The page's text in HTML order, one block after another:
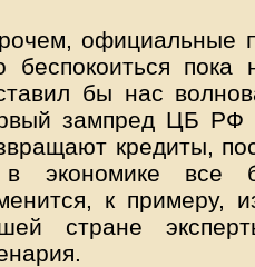
официальные
беспокоиться
бы нас
зампред ЦБ РФ
кредиты,
экономике все
к примеру,
стране